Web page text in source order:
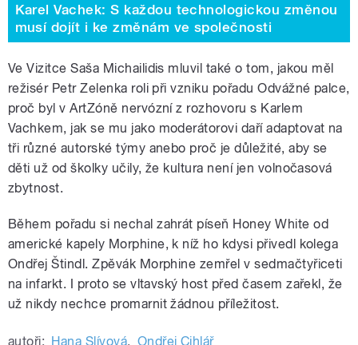
Karel Vachek: S každou technologickou změnou
musí dojít i ke změnám ve společnosti
Ve Vizitce Saša Michailidis mluvil také o tom, jakou měl
režisér Petr Zelenka roli při vzniku pořadu Odvážné palce,
proč byl v ArtZóně nervózní z rozhovoru s Karlem
Vachkem, jak se mu jako moderátorovi daří adaptovat na
tři různé autorské týmy anebo proč je důležité, aby se
děti už od školky učily, že kultura není jen volnočasová
zbytnost.
Během pořadu si nechal zahrát píseň Honey White od
americké kapely Morphine, k níž ho kdysi přivedl kolega
Ondřej Štindl. Zpěvák Morphine zemřel v sedmačtyřiceti
na infarkt. I proto se vltavský host před časem zařekl, že
už nikdy nechce promarnit žádnou příležitost.
autoři: Hana Slívová, Ondřej Cihlář